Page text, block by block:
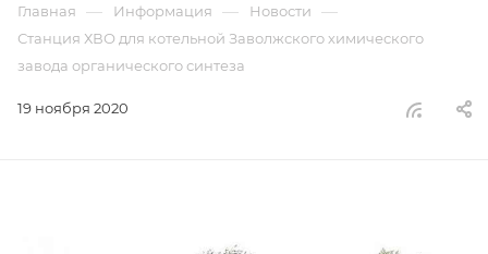
Главная — Информация — Новости —
Станция ХВО для котельной Заволжского химического
завода органического синтеза
19 ноября 2020